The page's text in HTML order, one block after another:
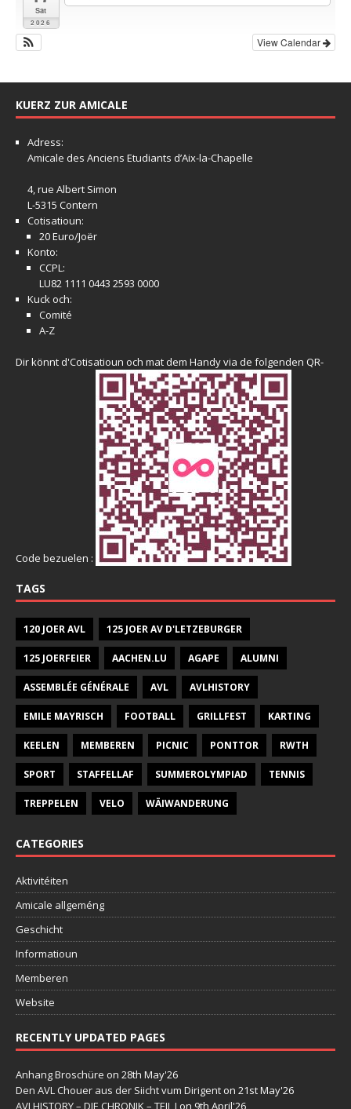
Sat
2026
View Calendar
KUERZ ZUR AMICALE
Adress:
Amicale des Anciens Etudiants d’Aix-la-Chapelle
4, rue Albert Simon
L-5315 Contern
Cotisatioun:
20 Euro/Joër
Konto:
CCPL:
LU82 1111 0443 2593 0000
Kuck och:
Comité
A-Z
Dir könnt d'Cotisatioun och mat dem Handy via de folgenden QR-
Code bezuelen :
TAGS
120 JOER AVL 125 JOER AV D'LETZEBURGER
125 JOERFEIER AACHEN.LU AGAPE ALUMNI
ASSEMBLÉE GÉNÉRALE AVL AVLHISTORY
EMILE MAYRISCH FOOTBALL GRILLFEST KARTING
KEELEN MEMBEREN PICNIC PONTTOR RWTH
SPORT STAFFELLAF SUMMEROLYMPIAD TENNIS
TREPPELEN VELO WÄIWANDERUNG
CATEGORIES
Aktivitéiten
Amicale allgeméng
Geschicht
Informatioun
Memberen
Website
RECENTLY UPDATED PAGES
Anhang Broschüre on 28th May'26
Den AVL Chouer aus der Siicht vum Dirigent on 21st May'26
AVLHISTORY – DIE CHRONIK – TEIL I on 9th April'26